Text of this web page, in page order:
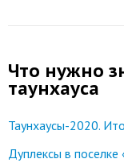
Что нужно
таунхауса
Таунхаусы-2020.
Дуплексы в